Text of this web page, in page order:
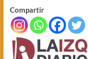
Compartir